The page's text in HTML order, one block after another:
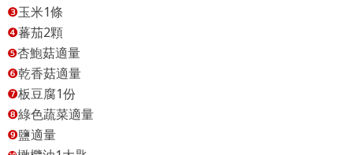
❸玉米1條
❹蕃茄2顆
❺杏鮑菇適量
❻乾香菇適量
❼板豆腐1份
❽綠色蔬菜適量
❾鹽適量